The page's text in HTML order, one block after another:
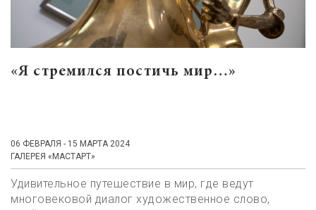
«Я стремился постичь мир…»
06 ФЕВРАЛЯ - 15 МАРТА 2024
ГАЛЕРЕЯ «МАСТАРТ»
Удивительное путешествие в мир, где ведут
многовековой диалог художественное слово,